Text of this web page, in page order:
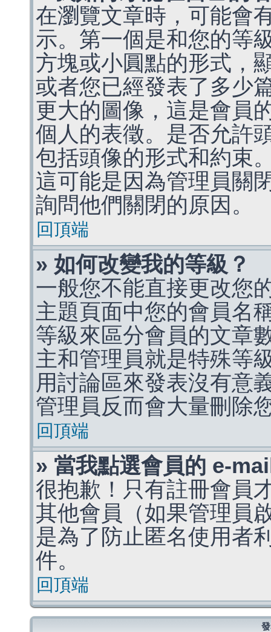
在瀏覽文章時，可能會
示。第一個是和您的等
方塊或小圓點的形式，
或者您已經發表了多少
更大的圖像，這是會員
個人的表徵。是否允許
包括頭像的形式和約束
這可能是因為管理員關
詢問他們關閉的原因。
回頂端
» 如何改變我的等級？
一般您不能直接更改您
主題頁面中您的會員名
等級來區分會員的文章
主和管理員就是特殊等
用討論區來發表沒有意
管理員反而會大量刪除
回頂端
» 當我點選會員的 e-
很抱歉！只有註冊會員
其他會員（如果管理員
是為了防止匿名使用者
件。
回頂端